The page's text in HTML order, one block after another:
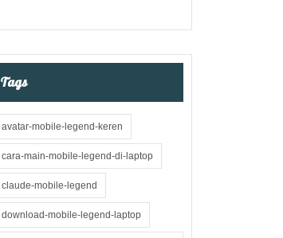
Tags
avatar-mobile-legend-keren
cara-main-mobile-legend-di-laptop
claude-mobile-legend
download-mobile-legend-laptop